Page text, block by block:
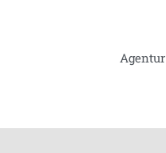
Agentur